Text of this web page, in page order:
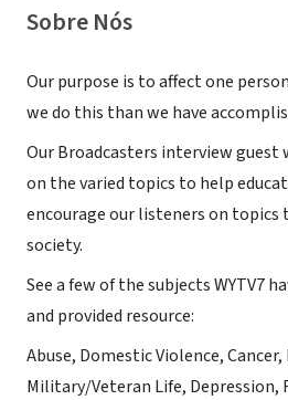
Sobre Nós
Our purpose is to affect one
we do this than we have
Our Broadcasters interview guest
on the varied topics to help
encourage our listeners on topics
society.
See a few of the subjects WYTV7
and provided resource:
Abuse, Domestic Violence,
Military/Veteran Life, Depression,